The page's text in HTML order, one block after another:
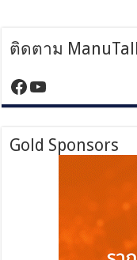
ติดตาม
https://
YouTube
Gold Sponsors